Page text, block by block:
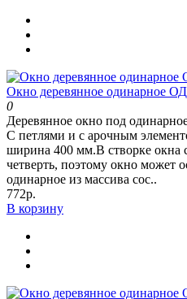
Окно деревянное одинарное
0
Деревянное окно под
С петлями и с арочным
ширина 400 мм.В створке окна
четверть, поэтому окно может
одинарное из массива сос..
772р.
В корзину